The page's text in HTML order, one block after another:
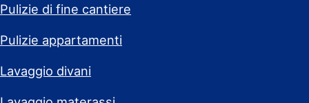
Pulizie di fine cantiere
Pulizie appartamenti
Lavaggio divani